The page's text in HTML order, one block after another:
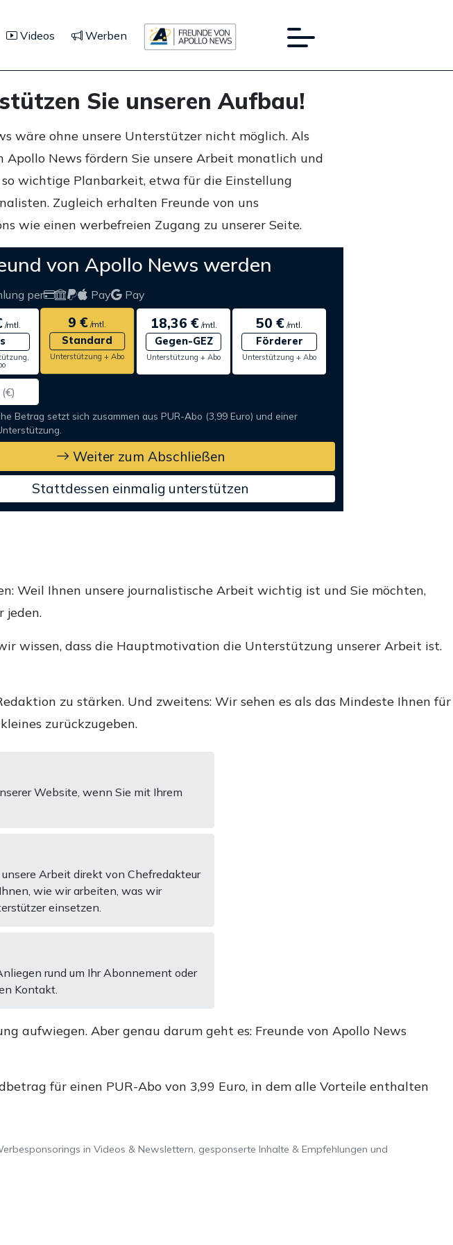
Videos Werben
Sie unseren Aufbau!
wäre ohne unsere Unterstützer nicht möglich. Als
Apollo News fördern Sie unsere Arbeit monatlich und
so wichtige Planbarkeit, etwa für die Einstellung
Zugleich erhalten Freunde von uns
wie einen werbefreien Zugang zu unserer Seite.
von Apollo News werden
per Pay Pay
/mtl. 9 € /mtl.
Standard
Unterstützung + Abo
18,36 €/mtl.
Gegen-GEZ
Unterstützung + Abo
50 € /mtl.
Förderer
Unterstützung + Abo
Betrag setzt sich zusammen aus PUR-Abo (3,99 Euro) und einer
Weiter zum Abschließen
Stattdessen einmalig unterstützen
Weil Ihnen unsere journalistische Arbeit wichtig ist und Sie möchten,
jeden.
wissen, dass die Hauptmotivation die Unterstützung unserer Arbeit ist.
zu stärken. Und zweitens: Wir sehen es als das Mindeste Ihnen für
zurückzugeben.
Website, wenn Sie mit Ihrem
Arbeit direkt von Chefredakteur
wie wir arbeiten, was wir
einsetzen.
rund um Ihr Abonnement oder
Kontakt.
aufwiegen. Aber genau darum geht es: Freunde von Apollo News
für einen PUR-Abo von 3,99 Euro, in dem alle Vorteile enthalten
in Videos & Newslettern, gesponserte Inhalte & Empfehlungen und